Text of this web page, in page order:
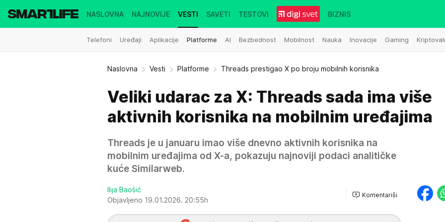
NASLOVNA NAJNOVIJE VESTI
Telefoni Uređaji Aplikacije Platforme AI Bezbednost Mobilnost Nauka Inovacije Gaming
SAVETI TESTOVI BIZNIS
Naslovna Vesti Platforme Threads prestigao X po broju mobilnih korisnika
Veliki udarac za X: Threads sada ima više
aktivnih korisnika na mobilnim uređajima
Threads je u januaru imao više dnevno aktivnih korisnika na
mobilnim uređajima od X-a, pokazuju najnoviji podaci analitičke
kuće Similarweb.
Ilija Baošić
Objavljeno 19.01.2026. 20:55h
Komentariši